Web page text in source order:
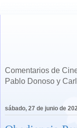
Comentarios de
Pablo Donoso y
sábado, 27 de junio de